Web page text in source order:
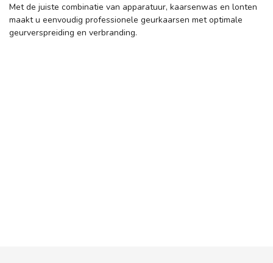
Met de juiste combinatie van apparatuur, kaarsenwas en lonten
maakt u eenvoudig professionele geurkaarsen met optimale
geurverspreiding en verbranding.